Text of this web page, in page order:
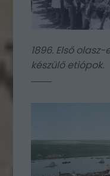
1896. Első
készülő etiópok.